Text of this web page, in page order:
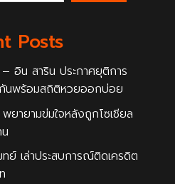
Posts
อิน สาริน ประกาศยุติการ
นพร้อมสถิติหวยออกบ่อย
ยายามข่มใจหลังถูกโซเชียล
ย์ เล่าประสบการณ์ติดเครดิต